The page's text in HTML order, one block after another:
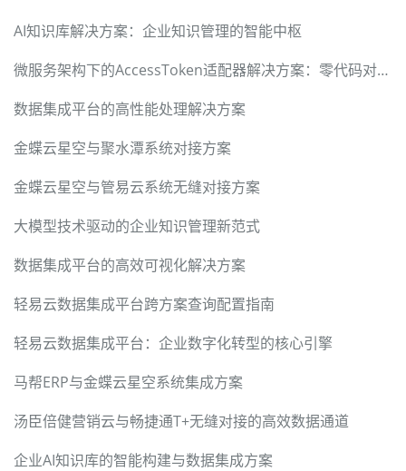
AI知识库解决方案：企业知识管理的智能中枢
微服务架构下的AccessToken适配器解决方案：零代码对接技术指南
数据集成平台的高性能处理解决方案
金蝶云星空与聚水潭系统对接方案
金蝶云星空与管易云系统无缝对接方案
大模型技术驱动的企业知识管理新范式
数据集成平台的高效可视化解决方案
轻易云数据集成平台跨方案查询配置指南
轻易云数据集成平台：企业数字化转型的核心引擎
马帮ERP与金蝶云星空系统集成方案
汤臣倍健营销云与畅捷通T+无缝对接的高效数据通道
企业AI知识库的智能构建与数据集成方案